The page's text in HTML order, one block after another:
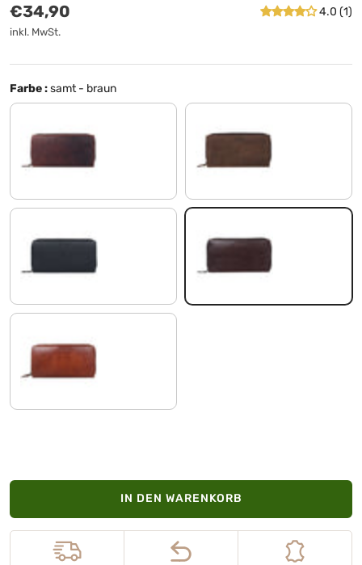
Normaler Preis
€34,90
inkl. MwSt.
4.0 (1)
Farbe :samt - braun
cognac - dunkelbraun matt - braun
IN DEN WARENKORB